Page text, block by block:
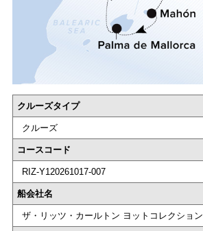
クルーズタイプ
クルーズ
コースコード
RIZ-Y120261017-007
船会社名
ザ・リッツ・カールトン ヨットコレクション